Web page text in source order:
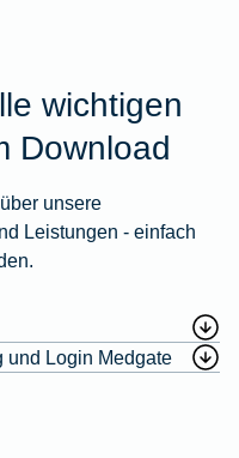
wichtigen
Download
unsere
Leistungen - einfach
und Login Medgate